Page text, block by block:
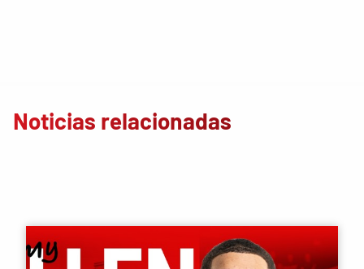
Noticias relacionadas